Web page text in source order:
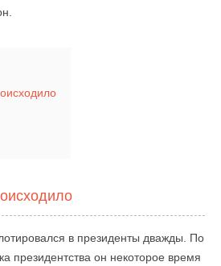
в президенты дважды. По
президентства он некоторое время